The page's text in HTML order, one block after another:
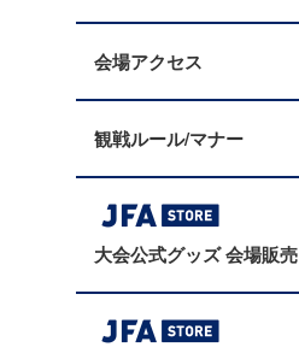
会場アクセス
観戦ルール/マナー
大会公式グッズ 会場販売